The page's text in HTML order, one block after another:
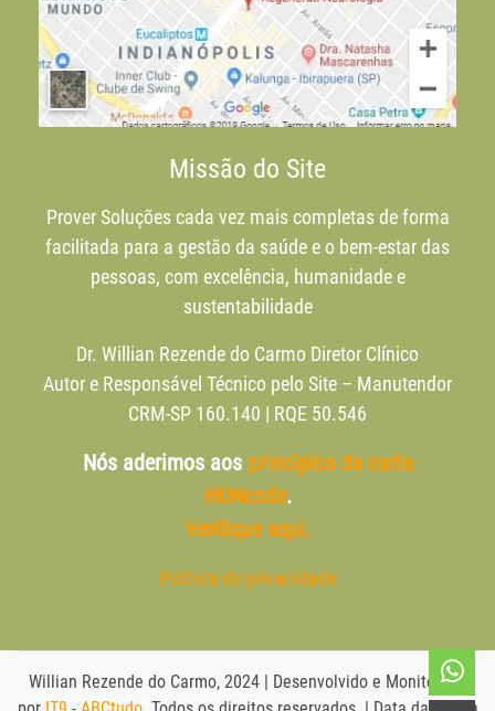
Missão do Site
Prover Soluções cada vez mais completas de forma
facilitada para a gestão da saúde e o bem-estar das
pessoas, com excelência, humanidade e
sustentabilidade
Dr. Willian Rezende do Carmo Diretor Clínico
Autor e Responsável Técnico pelo Site – Manutendor
CRM-SP 160.140 | RQE 50.546
Nós aderimos aos princípios da carta
HONcode.
Verifique aqui.
Política de privacidade
Willian Rezende do Carmo, 2024 | Desenvolvido e Monitorado